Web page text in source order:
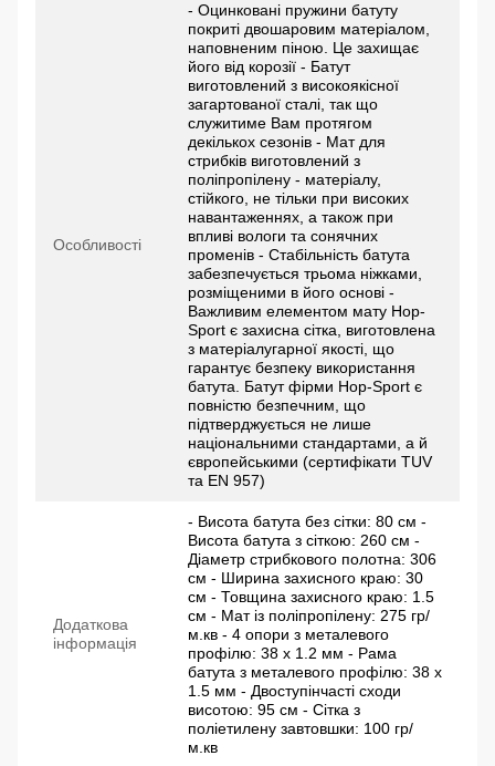
Особливості
- Оцинковані пружини батуту
покриті двошаровим матеріалом,
наповненим піною. Це захищає
його від корозії - Батут
виготовлений з високоякісної
загартованої сталі, так що
служитиме Вам протягом
декількох сезонів - Мат для
стрибків виготовлений з
поліпропілену - матеріалу,
стійкого, не тільки при високих
навантаженнях, а також при
впливі вологи та сонячних
променів - Стабільність батута
забезпечується трьома ніжками,
розміщеними в його основі -
Важливим елементом мату Hop-
Sport є захисна сітка, виготовлена
з матеріалугарної якості, що
гарантує безпеку використання
батута. Батут фірми Hop-Sport є
повністю безпечним, що
підтверджується не лише
національними стандартами, а й
європейськими (сертифікати TUV
та EN 957)
Додаткова
інформація
- Висота батута без сітки: 80 см -
Висота батута з сіткою: 260 см -
Діаметр стрибкового полотна: 306
см - Ширина захисного краю: 30
см - Товщина захисного краю: 1.5
см - Мат із поліпропілену: 275 гр/
м.кв - 4 опори з металевого
профілю: 38 х 1.2 мм - Рама
батута з металевого профілю: 38 х
1.5 мм - Двоступінчасті сходи
висотою: 95 см - Сітка з
поліетилену завтовшки: 100 гр/
м.кв